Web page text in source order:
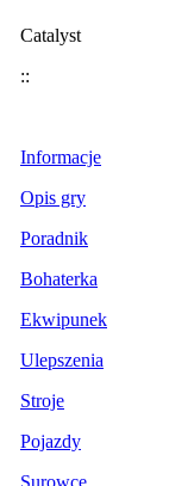
Catalyst
::
Informacje
Opis gry
Poradnik
Bohaterka
Ekwipunek
Ulepszenia
Stroje
Pojazdy
Surowce